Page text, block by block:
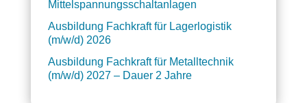
Mittelspannungsschaltanlagen
Ausbildung Fachkraft für Lagerlogistik
(m/w/d) 2026
Ausbildung Fachkraft für Metalltechnik
(m/w/d) 2027 – Dauer 2 Jahre